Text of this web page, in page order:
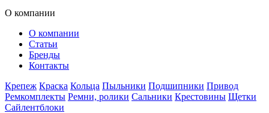
О компании
О компании
Статьи
Бренды
Контакты
Крепеж Краска Кольца Пыльники Подшипники Привод
Ремкомплекты Ремни, ролики Сальники Крестовины Щетки
Сайлентблоки